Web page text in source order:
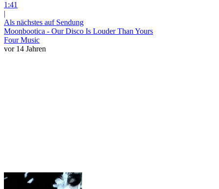
1:41
|
Als nächstes auf Sendung
Moonbootica - Our Disco Is Louder Than Yours
Four Music
vor 14 Jahren